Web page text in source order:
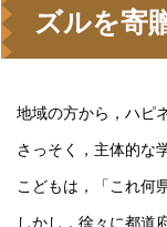
ズルを寄
地域の方から，ハピ
さっそく，主体的な
こどもは，「これ何
しかし，徐々に都道